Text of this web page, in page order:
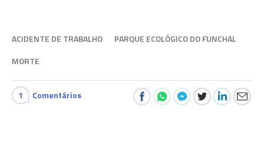
ACIDENTE DE TRABALHO
PARQUE ECOLÓGICO DO FUNCHAL
MORTE
1 Comentários